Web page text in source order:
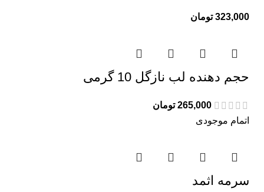
323,000 تومان
حجم دهنده لب نازگل 10 گرمی
265,000 تومان
اتمام موجودی
سرمه اثمد